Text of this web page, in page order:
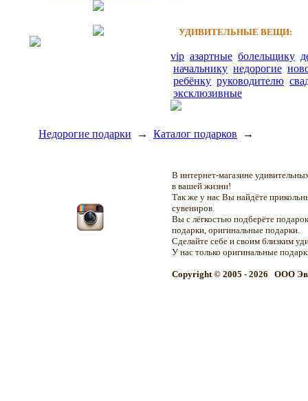
УДИВИТЕЛЬНЫЕ ВЕЩИ:
vip азартные болельщику
начальнику недорогие
ребёнку руководителю
эксклюзивные
Недорогие подарки → Каталог подарков →
В интернет-магазине
в вашей жизни!
Так же у нас Вы найдёте
сувениров.
Вы с лёгкостью подберёте
подарки, оригинальные подарки.
Сделайте себе и своим близким
У нас только оригинальные
Copyright © 2005 - 2026 OOO